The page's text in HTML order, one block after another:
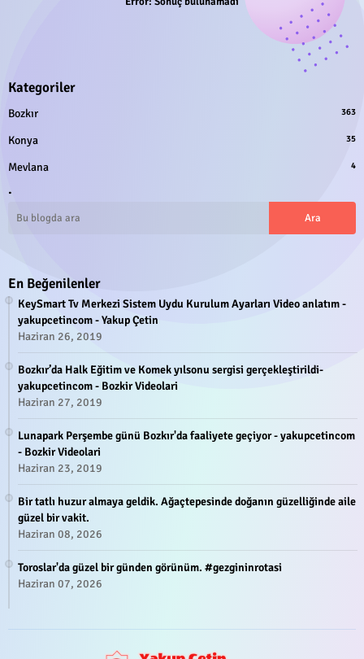
Kategoriler
Bozkır 363
Konya 35
Mevlana 4
.
En Beğenilenler
KeySmart Tv Merkezi Sistem Uydu Kurulum Ayarları Video anlatım -
yakupcetincom - Yakup Çetin
Haziran 26, 2019
Bozkır’da Halk Eğitim ve Komek yılsonu sergisi gerçekleştirildi-
yakupcetincom - Bozkir Videolari
Haziran 27, 2019
Lunapark Perşembe günü Bozkır'da faaliyete geçiyor - yakupcetincom
- Bozkir Videolari
Haziran 23, 2019
Bir tatlı huzur almaya geldik. Ağaçtepesinde doğanın güzelliğinde aile
güzel bir vakit.
Haziran 08, 2026
Toroslar'da güzel bir günden görünüm. #gezgininrotasi
Haziran 07, 2026